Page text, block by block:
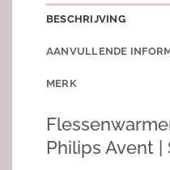
BESCHRIJVING
AANVULLENDE
MERK
Philips Avent |